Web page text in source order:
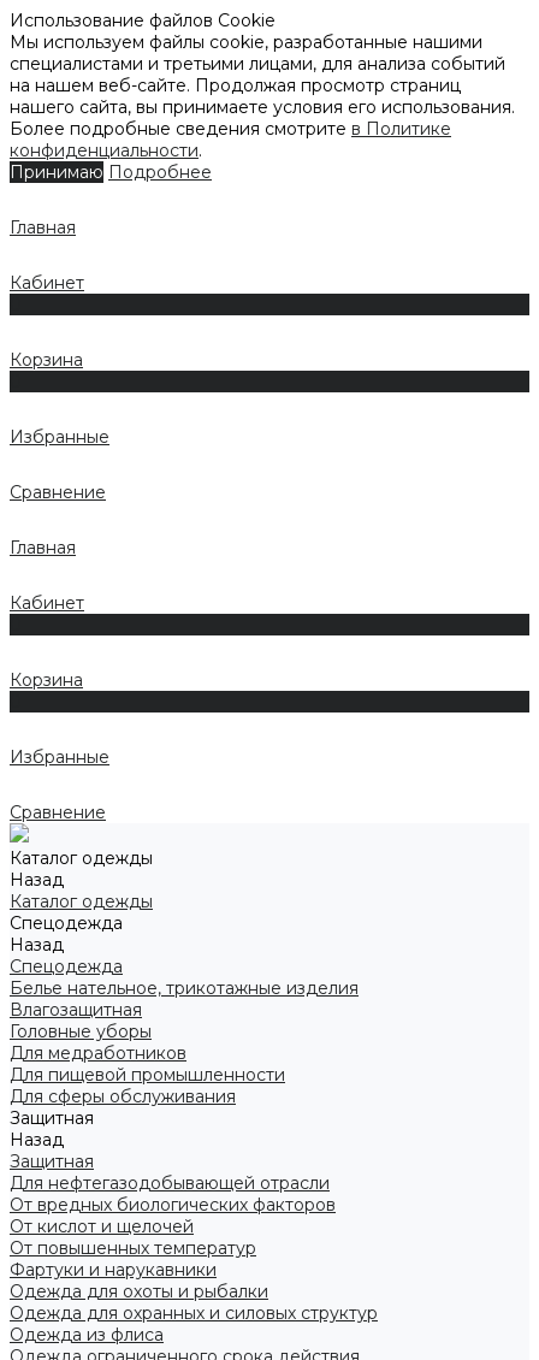
Использование файлов Cookie
Мы используем файлы cookie, разработанные нашими
специалистами и третьими лицами, для анализа событий
на нашем веб-сайте. Продолжая просмотр страниц
нашего сайта, вы принимаете условия его использования.
Более подробные сведения смотрите в Политике
конфиденциальности.
Принимаю Подробнее
Главная
Кабинет
Корзина
Избранные
Сравнение
Главная
Кабинет
Корзина
Избранные
Сравнение
Каталог одежды
Назад
Каталог одежды
Спецодежда
Назад
Спецодежда
Белье нательное, трикотажные изделия
Влагозащитная
Головные уборы
Для медработников
Для пищевой промышленности
Для сферы обслуживания
Защитная
Назад
Защитная
Для нефтегазодобывающей отрасли
От вредных биологических факторов
От кислот и щелочей
От повышенных температур
Фартуки и нарукавники
Одежда для охоты и рыбалки
Одежда для охранных и силовых структур
Одежда из флиса